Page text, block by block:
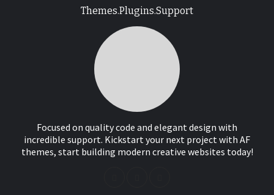
Themes.Plugins.Support
Focused on quality code and elegant design with
incredible support. Kickstart your next project with AF
themes, start building modern creative websites today!